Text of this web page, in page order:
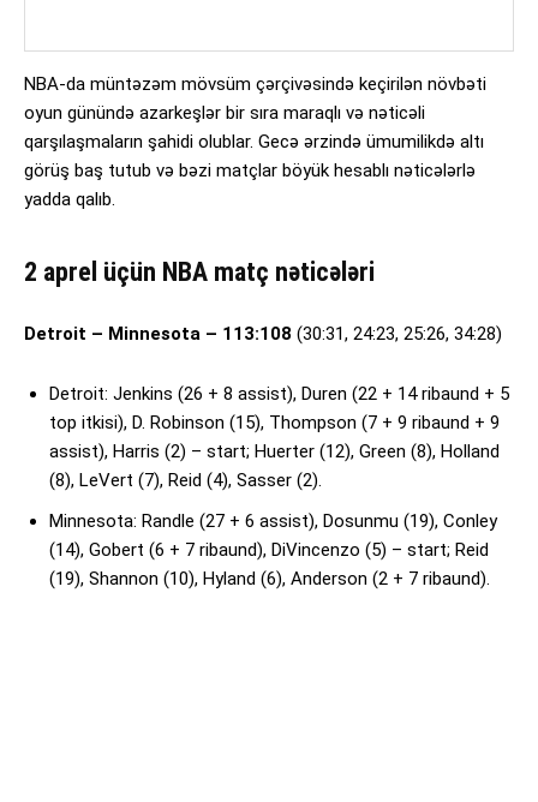
NBA-da müntəzəm mövsüm çərçivəsində keçirilən növbəti
oyun günündə azarkeşlər bir sıra maraqlı və nəticəli
qarşılaşmaların şahidi olublar. Gecə ərzində ümumilikdə altı
görüş baş tutub və bəzi matçlar böyük hesablı nəticələrlə
yadda qalıb.
2 aprel üçün NBA matç nəticələri
Detroit – Minnesota – 113:108 (30:31, 24:23, 25:26, 34:28)
Detroit: Jenkins (26 + 8 assist), Duren (22 + 14 ribaund + 5
top itkisi), D. Robinson (15), Thompson (7 + 9 ribaund + 9
assist), Harris (2) – start; Huerter (12), Green (8), Holland
(8), LeVert (7), Reid (4), Sasser (2).
Minnesota: Randle (27 + 6 assist), Dosunmu (19), Conley
(14), Gobert (6 + 7 ribaund), DiVincenzo (5) – start; Reid
(19), Shannon (10), Hyland (6), Anderson (2 + 7 ribaund).